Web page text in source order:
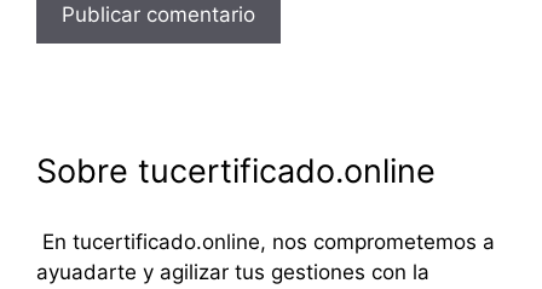
Sobre tucertificado.online
En tucertificado.online, nos comprometemos a
ayuadarte y agilizar tus gestiones con la